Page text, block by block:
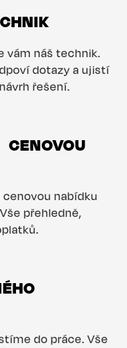
vám náš technik.
dotazy a ujistí
řešení.
nabídku
přehledně,
do práce. Vše